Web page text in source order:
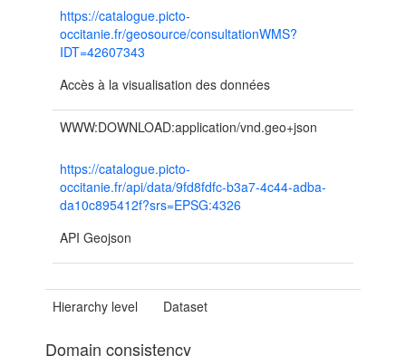
https://catalogue.picto-
occitanie.fr/geosource/consultationWMS?
IDT=42607343
Accès à la visualisation des données
WWW:DOWNLOAD:application/vnd.geo+json
https://catalogue.picto-
occitanie.fr/api/data/9fd8fdfc-b3a7-4c44-adba-
da10c895412f?srs=EPSG:4326
API Geojson
Hierarchy level Dataset
Domain consistency